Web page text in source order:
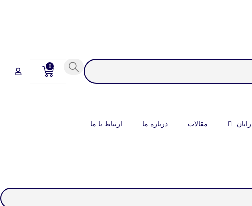
0
مقالات درباره ما ارتباط با ما